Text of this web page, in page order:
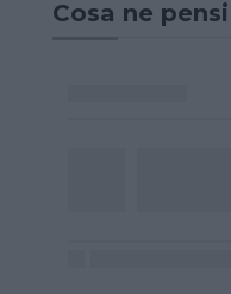
Cosa ne pensi